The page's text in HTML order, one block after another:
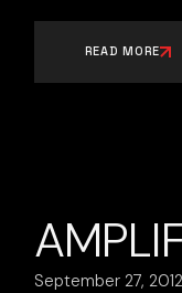
READ MORE
September 27, 2012